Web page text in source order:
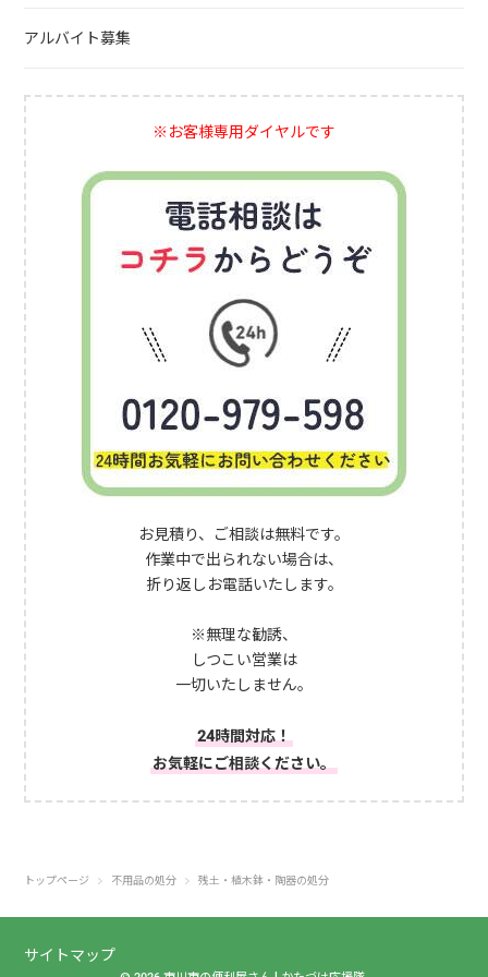
アルバイト募集
※お客様専用ダイヤルです
お見積り、ご相談は無料です。
作業中で出られない場合は、
折り返しお電話いたします。
※無理な勧誘、
しつこい営業は
一切いたしません。
24時間対応！
お気軽にご相談ください。
トップページ 不用品の処分 残土・植木鉢・陶器の処分
サイトマップ